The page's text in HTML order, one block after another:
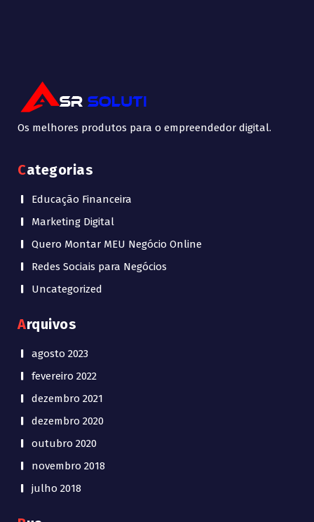
Os melhores produtos para o empreendedor digital.
Categorias
Educação Financeira
Marketing Digital
Quero Montar MEU Negócio Online
Redes Sociais para Negócios
Uncategorized
Arquivos
agosto 2023
fevereiro 2022
dezembro 2021
dezembro 2020
outubro 2020
novembro 2018
julho 2018